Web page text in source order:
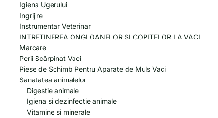
Igiena Ugerului
Ingrijire
Instrumentar Veterinar
INTRETINEREA ONGLOANELOR SI COPITELOR LA VACI
Marcare
Perii Scărpinat Vaci
Piese de Schimb Pentru Aparate de Muls Vaci
Sanatatea animalelor
Digestie animale
Igiena si dezinfectie animale
Vitamine si minerale